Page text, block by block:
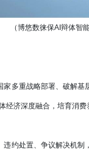
（博悠数徕保AI辩体智
多重战略部署、破解基
经济深度融合，培育消
约处置、争议解决机制